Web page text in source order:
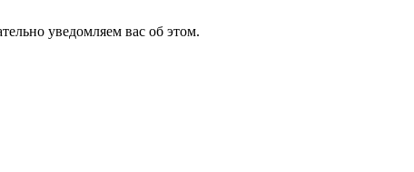
уведомляем вас об этом.